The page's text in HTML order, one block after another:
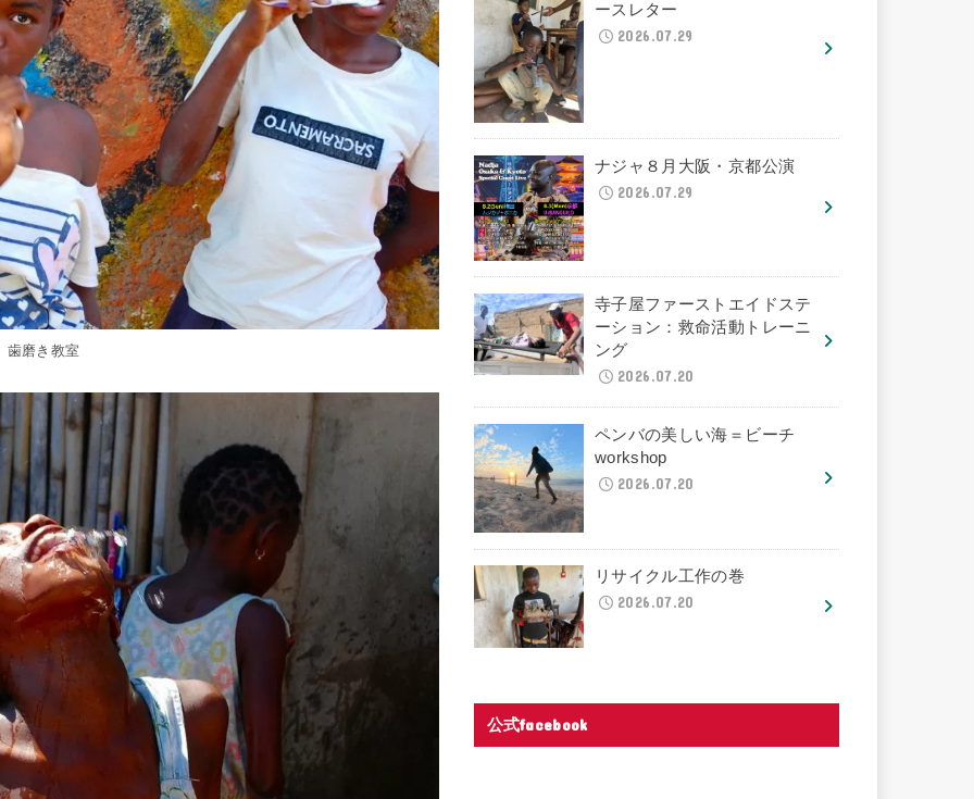
歯磨き教室
ースレター
2026.07.29
ナジャ８月大阪・京都公演
2026.07.29
寺子屋ファーストエイドステ
ーション：救命活動トレーニ
ング
2026.07.20
ペンバの美しい海＝ビーチ
workshop
2026.07.20
リサイクル工作の巻
2026.07.20
公式facebook